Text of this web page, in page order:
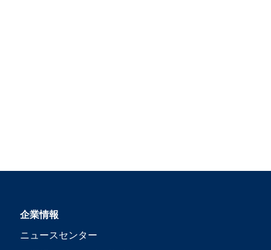
企業情報
ニュースセンター